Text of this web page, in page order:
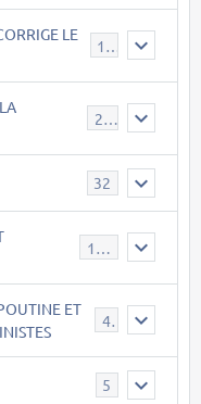
LE
15
23
32
147
ET
40
5